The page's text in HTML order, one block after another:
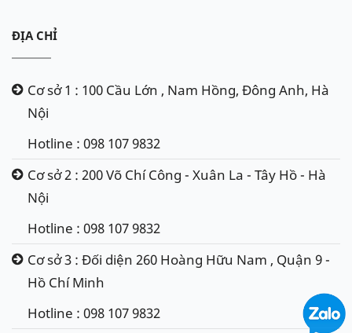
ĐỊA CHỈ
Cơ sở 1 : 100 Cầu Lớn , Nam Hồng, Đông Anh, Hà
Nội
Hotline : 098 107 9832
Cơ sở 2 : 200 Võ Chí Công - Xuân La - Tây Hồ - Hà
Nội
Hotline : 098 107 9832
Cơ sở 3 : Đối diện 260 Hoàng Hữu Nam , Quận 9 -
Hồ Chí Minh
Hotline : 098 107 9832